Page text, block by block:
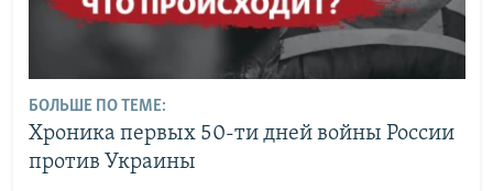
БОЛЬШЕ ПО ТЕМЕ:
Хроника первых 50-ти дней войны России
против Украины